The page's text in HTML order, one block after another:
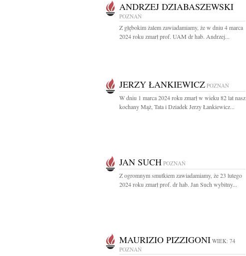
ANDRZEJ DZIABASZEWSKI
POZNAŃ
Z głębokim żalem zawiadamiamy, że w dniu 4 marca
2024 roku zmarł prof. UAM dr hab. Andrzej...
JERZY ŁANKIEWICZ POZNAŃ
W dniu 1 marca 2024 roku zmarł w wieku 82 lat nasz
kochany Mąż, Tata i Dziadek Jerzy Łankiewicz...
JAN SUCH POZNAŃ
Z ogromnym smutkiem zawiadamiamy, że 23 lutego
2024 roku zmarł prof. dr hab. Jan Such wybitny...
MAURIZIO PIZZIGONI WIEK: 74
POZNAŃ